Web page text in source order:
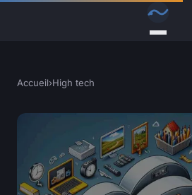
Accueil›High tech